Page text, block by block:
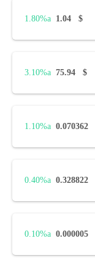
$
1.04
1.80%
$
75.94
3.10%
0.070362
1.10%
0.328822
0.40%
0.000005
0.10%